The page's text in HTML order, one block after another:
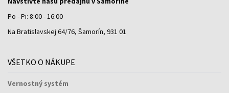
Po - Pi: 8:00 - 16:00
Na Bratislavskej 64/76, Šamorín, 931 01
VŠETKO O NÁKUPE
Vernostný systém